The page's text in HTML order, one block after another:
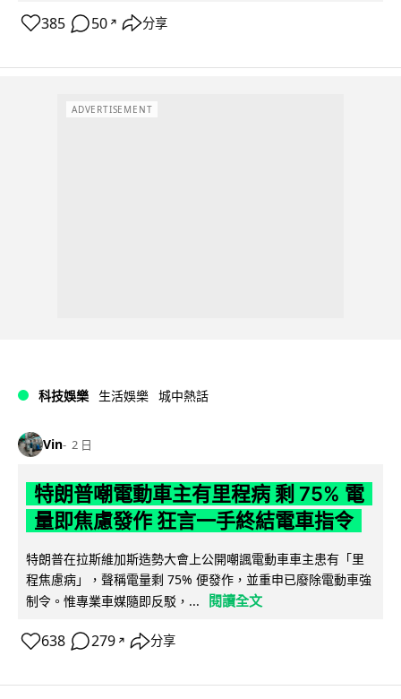
385 50 ↗ 分享
ADVERTISEMENT
科技娛樂 生活娛樂 城中熱話
Vin 2 日
特朗普嘲電動車主有里程病 剩 75% 電
量即焦慮發作 狂言一手終結電車指令
特朗普在拉斯維加斯造勢大會上公開嘲諷電動車車主患有「里
程焦慮病」，聲稱電量剩 75% 便發作，並重申已廢除電動車強
制令。惟專業車媒隨即反駁，...
閱讀全文
638 279 ↗ 分享